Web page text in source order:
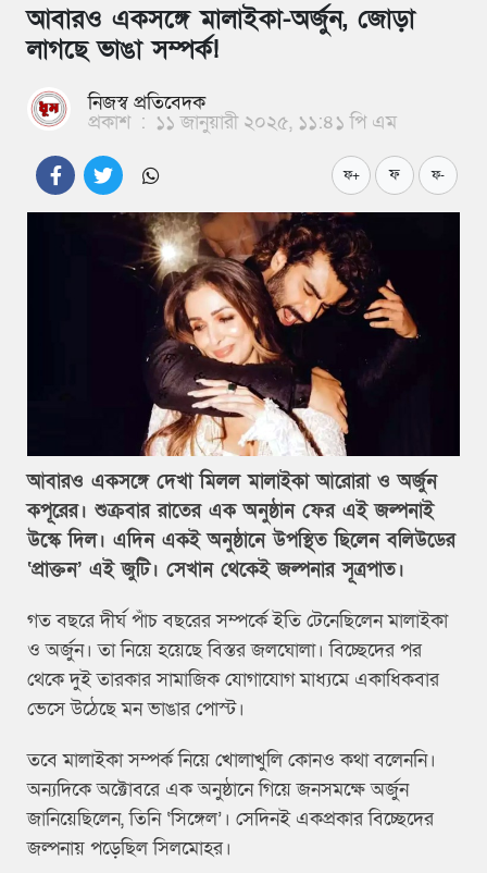
আবারও একসঙ্গে মালাইকা-অর্জুন, জোড়া
লাগছে ভাঙা সম্পর্ক!
নিজস্ব প্রতিবেদক
প্রকাশ : ১১ জানুয়ারী ২০২৫, ১১:৪১ পি এম
ফ+ ফ ফ-
আবারও একসঙ্গে দেখা মিলল মালাইকা আরোরা ও অর্জুন
কপূরের। শুক্রবার রাতের এক অনুষ্ঠান ফের এই জল্পনাই
উস্কে দিল। এদিন একই অনুষ্ঠানে উপস্থিত ছিলেন বলিউডের
‘প্রাক্তন’ এই জুটি। সেখান থেকেই জল্পনার সূত্রপাত।
গত বছরে দীর্ঘ পাঁচ বছরের সম্পর্কে ইতি টেনেছিলেন মালাইকা
ও অর্জুন। তা নিয়ে হয়েছে বিস্তর জলঘোলা। বিচ্ছেদের পর
থেকে দুই তারকার সামাজিক যোগাযোগ মাধ্যমে একাধিকবার
ভেসে উঠেছে মন ভাঙার পোস্ট।
তবে মালাইকা সম্পর্ক নিয়ে খোলাখুলি কোনও কথা বলেননি।
অন্যদিকে অক্টোবরে এক অনুষ্ঠানে গিয়ে জনসমক্ষে অর্জুন
জানিয়েছিলেন, তিনি ‘সিঙ্গেল’। সেদিনই একপ্রকার বিচ্ছেদের
জল্পনায় পড়েছিল সিলমোহর।